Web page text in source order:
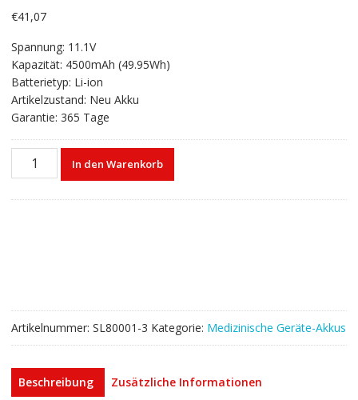
€41,07
Spannung: 11.1V
Kapazität: 4500mAh (49.95Wh)
Batterietyp: Li-ion
Artikelzustand: Neu Akku
Garantie: 365 Tage
Akku
In den Warenkorb
Artikelnummer: SL80001-3 Kategorie: Medizinische Geräte-Akkus
Beschreibung
Zusätzliche Informationen